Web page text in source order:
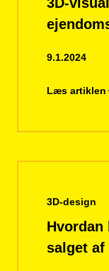
9.1.2024
Læs artiklen
3D-design
Hvordan
salget af